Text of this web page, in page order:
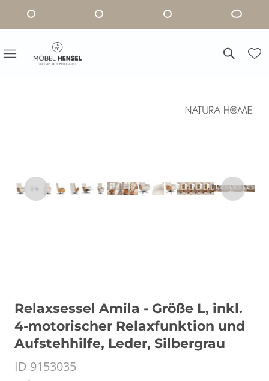
Relaxsessel Amila - Größe L, inkl.
4-motorischer Relaxfunktion und
Aufstehhilfe, Leder, Silbergrau
ID 9153035